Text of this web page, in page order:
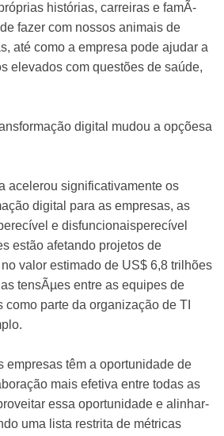
histórias, carreiras e famÃ­
fazer com nossos animais de
até como a empresa pode ajudar a
elevados com questões de saúde,
digital mudou a opçõesa
acelerou significativamente os
digital para as empresas, as
e disfuncionaisperecível
estão afetando projetos de
valor estimado de US$ 6,8 trilhões
tensÃµes entre as equipes de
como parte da organização de TI
empresas têm a oportunidade de
mais efetiva entre todas as
essa oportunidade e alinhar-
uma lista restrita de métricas